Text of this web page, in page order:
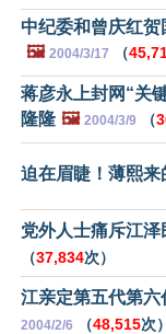
中纪委和曾庆红贺
🖼️ 2004/3/17 （
蒋彦永上封网“关
隆隆 🖼️ 2004/3/9 （
迫在眉睫！薄熙来
党外人士痛斥江
（37,834次）
江亲定第五代第
2004/2/6 （48,515次）